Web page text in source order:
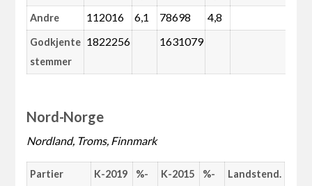
Andre 112016 6,1 78698 4,8
Godkjente
stemmer
1822256 1631079
Nord-Norge
Nordland, Troms, Finnmark
Partier K-2019
%-
K-2015
%-
Landstend.